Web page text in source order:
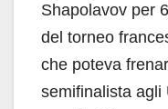
Shapolavov per
del torneo
che poteva
semifinalista agli